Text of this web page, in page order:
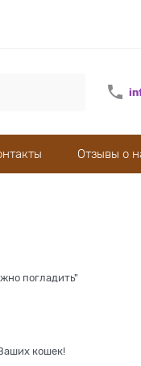
Отзывы о
погладить"
кошек!